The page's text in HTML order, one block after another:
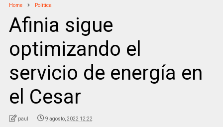
Home Politica
Afinia sigue
optimizando el
servicio de energía en
el Cesar
paul 9 agosto, 2022 12:22